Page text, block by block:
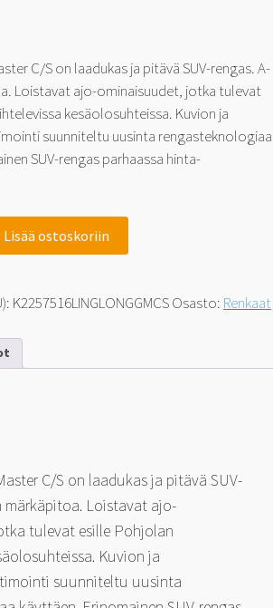
C/S on laadukas ja pitävä SUV-rengas. A-
Loistavat ajo-ominaisuudet, jotka tulevat
kesäolosuhteissa. Kuvion ja
suunniteltu uusinta rengasteknologiaa
SUV-rengas parhaassa hinta-
Lisää ostoskoriin
K2257516LINGLONGGMCSOsasto: Renkaat
C/S on laadukas ja pitävä SUV-
märkäpitoa. Loistavat ajo-
tulevat esille Pohjolan
Kuvion ja
suunniteltu uusinta